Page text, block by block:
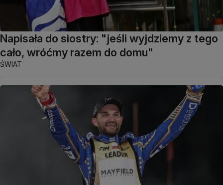
Napisała do siostry: "jeśli wyjdziemy z tego
cało, wróćmy razem do domu"
ŚWIAT